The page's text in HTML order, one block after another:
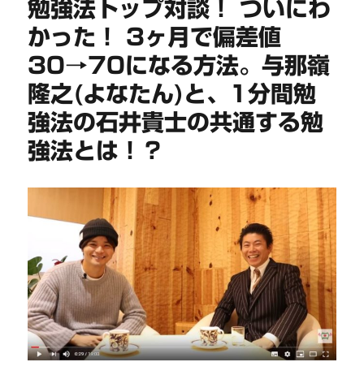
勉強法トップ対談！ ついにわ
かった！ 3ヶ月で偏差値
30→70になる方法。与那嶺
隆之(よなたん)と、1分間勉
強法の石井貴士の共通する勉
強法とは！？